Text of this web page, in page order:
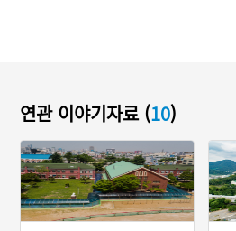
연관 이야기자료 (10)